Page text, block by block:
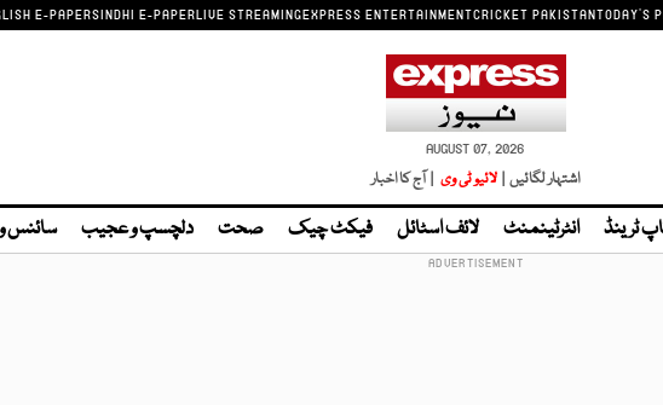
E-PAPERSINDHI E-PAPERLIVE STREAMINGEXPRESS ENTERTAINMENTCRICKET PAKISTANTODAY'S
AUGUST 07, 2026
اشتہار لگائیں | لائیو ٹی وی | آج کا اخبار
ٹرینڈ انٹرٹینمنٹ لائف اسٹائل فیکٹ چیک صحت دلچسپ و عجیب سائنس